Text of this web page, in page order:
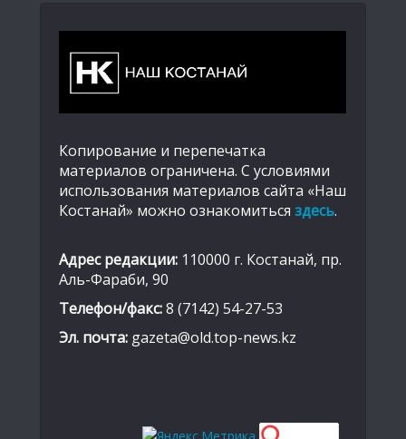
Копирование и перепечатка
материалов ограничена. С условиями
использования материалов сайта «Наш
Костанай» можно ознакомиться здесь.
Адрес редакции: 110000 г. Костанай, пр.
Аль-Фараби, 90
Телефон/факс:8 (7142) 54-27-53
Эл. почта: gazeta@old.top-news.kz